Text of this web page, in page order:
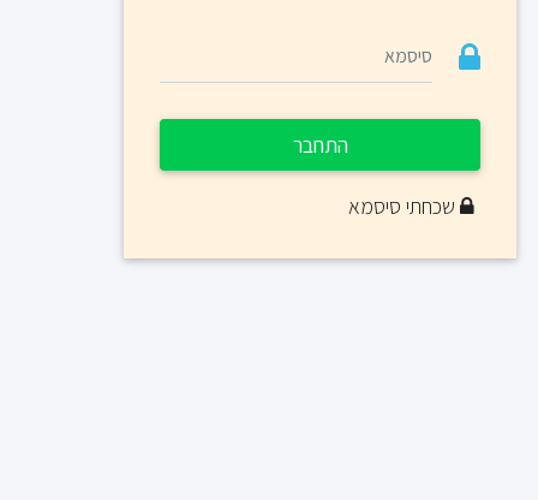
התחבר
שכחתי סיסמא